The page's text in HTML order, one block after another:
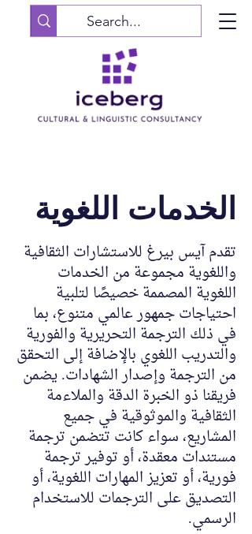
الخدمات اللغوية
تقدم آيس بيرغ للاستشارات الثقافية
واللغوية مجموعة من الخدمات
اللغوية المصممة خصيصًا لتلبية
احتياجات جمهور عالمي متنوع، بما
في ذلك الترجمة التحريرية والفورية
والتدريب اللغوي بالإضافة إلى التحقق
من الترجمة وإصدار الشهادات. يضمن
فريقنا ذو الخبرة الدقة والملاءمة
الثقافية والموثوقية في جميع
المشاريع، سواء كانت تتضمن ترجمة
مستندات معقدة، أو توفير ترجمة
فورية، أو تعزيز المهارات اللغوية، أو
التصديق على الترجمات للاستخدام
الرسمي.